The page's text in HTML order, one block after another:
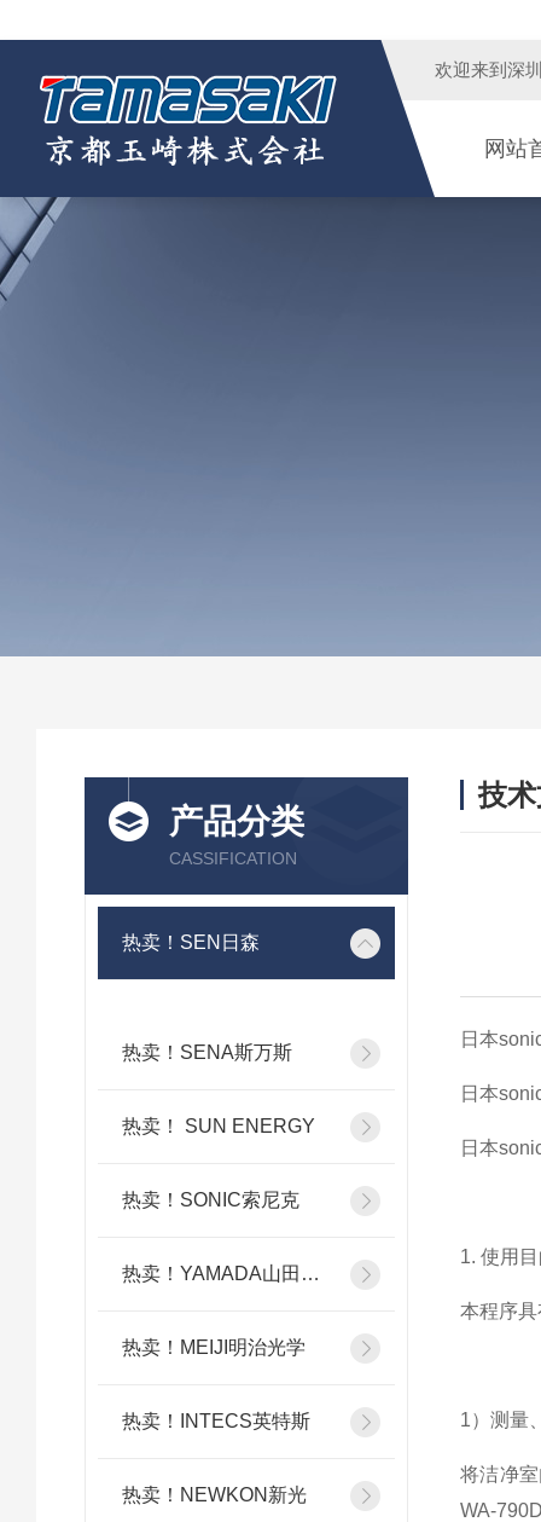
欢迎来到 深
网站
产品分类
CASSIFICATION
热卖！SEN日森
热卖！SENA斯万斯
热卖！ SUN ENERGY
热卖！SONIC索尼克
热卖！YAMADA山田光学
热卖！MEIJI明治光学
热卖！INTECS英特斯
热卖！NEWKON新光
技
日本
日本
日本
1.使用
本程序
1）测量
将洁净
WA-